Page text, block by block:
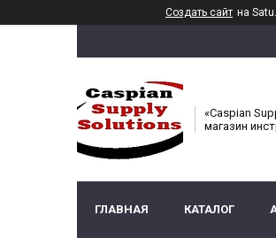
Создать сайт на
«Caspian
магазин
ГЛАВНАЯ КАТАЛОГ